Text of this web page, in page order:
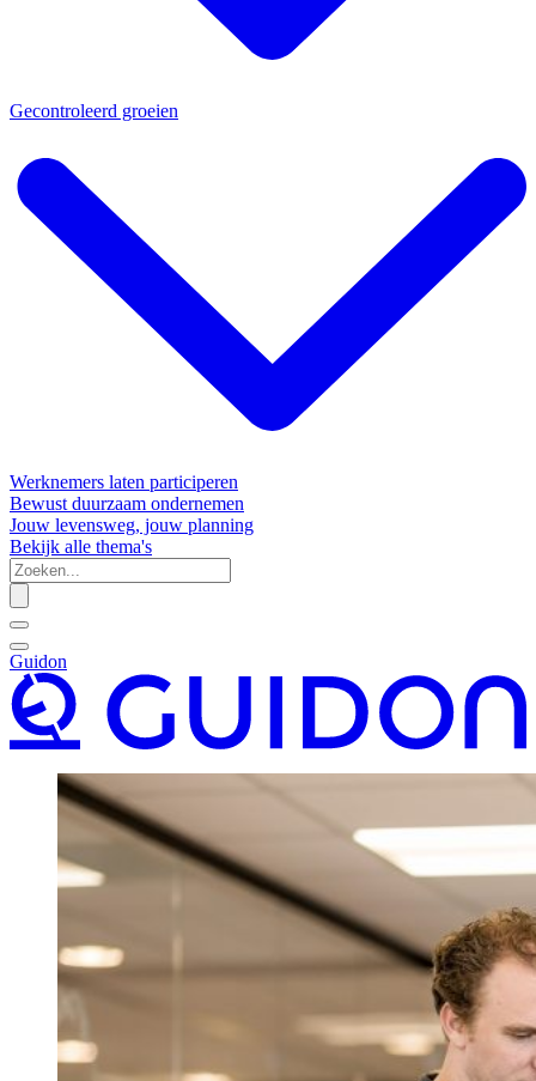
Gecontroleerd groeien
Werknemers laten participeren
Bewust duurzaam ondernemen
Jouw levensweg, jouw planning
Bekijk alle thema's
Guidon